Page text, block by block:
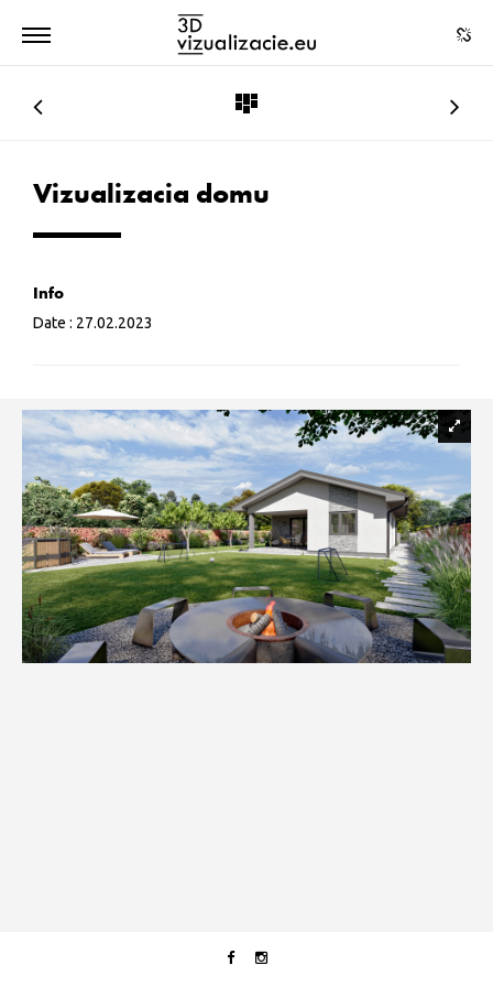
Vizualizacia domu
Info
Date : 27.02.2023